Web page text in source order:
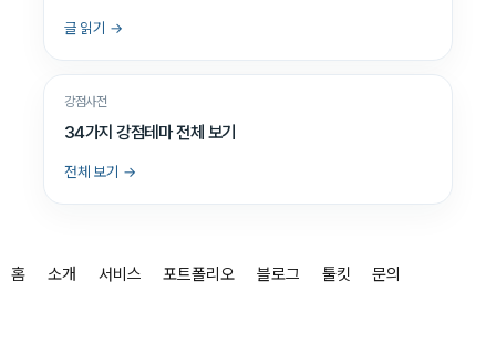
글 읽기 →
강점사전
34가지 강점테마 전체 보기
전체 보기 →
홈 소개 서비스 포트폴리오 블로그 툴킷 문의